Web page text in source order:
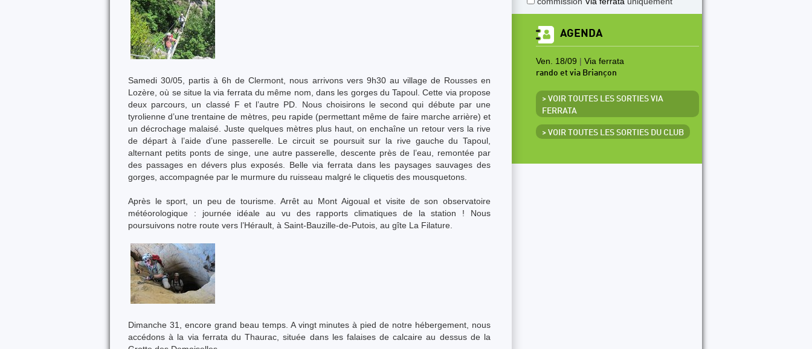
Samedi 30/05, partis à 6h de Clermont, nous arrivons vers 9h30 au village de Rousses en
Lozère, où se situe la via ferrata du même nom, dans les gorges du Tapoul. Cette via propose
deux parcours, un classé F et l’autre PD. Nous choisirons le second qui débute par une
tyrolienne d’une trentaine de mètres, peu rapide (permettant même de faire marche arrière) et
un décrochage malaisé. Juste quelques mètres plus haut, on enchaîne un retour vers la rive
de départ à l’aide d’une passerelle. Le circuit se poursuit sur la rive gauche du Tapoul,
alternant petits ponts de singe, une autre passerelle, descente près de l’eau, remontée par
des passages en dévers plus exposés. Belle via ferrata dans les paysages sauvages des
gorges, accompagnée par le murmure du ruisseau malgré le cliquetis des mousquetons.
Après le sport, un peu de tourisme. Arrêt au Mont Aigoual et visite de son observatoire
météorologique : journée idéale au vu des rapports climatiques de la station ! Nous
poursuivons notre route vers l’Hérault, à Saint-Bauzille-de-Putois, au gîte La Filature.
Dimanche 31, encore grand beau temps. A vingt minutes à pied de notre hébergement, nous
accédons à la via ferrata du Thaurac, située dans les falaises de calcaire au dessus de la
AGENDA
Ven. 18/09 | Via ferrata
rando et via Briançon
> VOIR TOUTES LES SORTIES VIA
FERRATA
> VOIR TOUTES LES SORTIES DU CLUB